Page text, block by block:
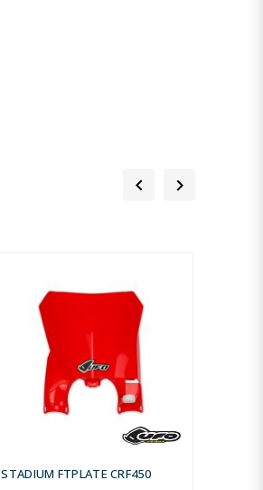
 
STADIUM FTPLATE CRF450